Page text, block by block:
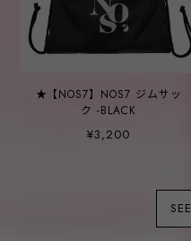
★【NOS7】NOS7 ジムサッ
ク -BLACK
¥3,200